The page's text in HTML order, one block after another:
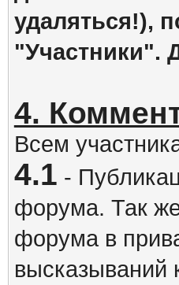
удаляться!),
"Участники".
4.
Всем
4.1 -
форума. Так же
форума в
высказываний